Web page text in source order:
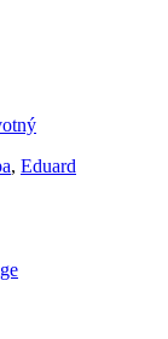
, Eduard